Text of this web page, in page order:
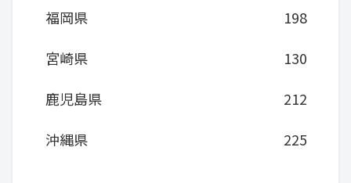
福岡県
198
宮崎県
130
鹿児島県
212
沖縄県
225